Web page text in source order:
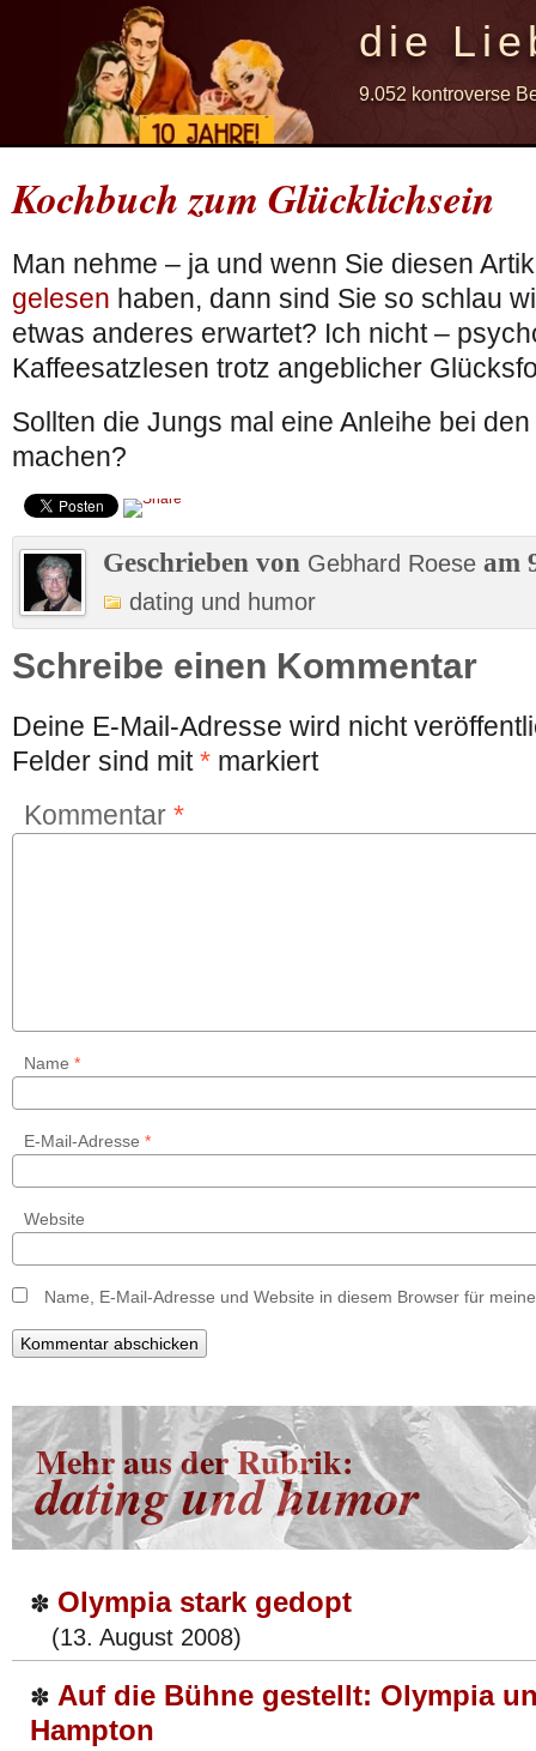
die
9.052 kontroverse
Kochbuch zum Glücklichsein
Man nehme – ja und wenn Sie diesen
gelesen haben, dann sind Sie so schlau
etwas anderes erwartet? Ich nicht –
Kaffeesatzlesen trotz angeblicher
Sollten die Jungs mal eine Anleihe bei
machen?
Geschrieben von Gebhard Roese am
dating und humor
Schreibe einen Kommentar
Deine E-Mail-Adresse wird nicht
Felder sind mit* markiert
Kommentar *
Name *
E-Mail-Adresse *
Website
Name, E-Mail-Adresse und Website in diesem Browser für
Mehr aus der Rubrik:
dating und humor
✽ Olympia stark gedopt
(13. August 2008)
✽ Auf die Bühne gestellt: Olympia
Hampton